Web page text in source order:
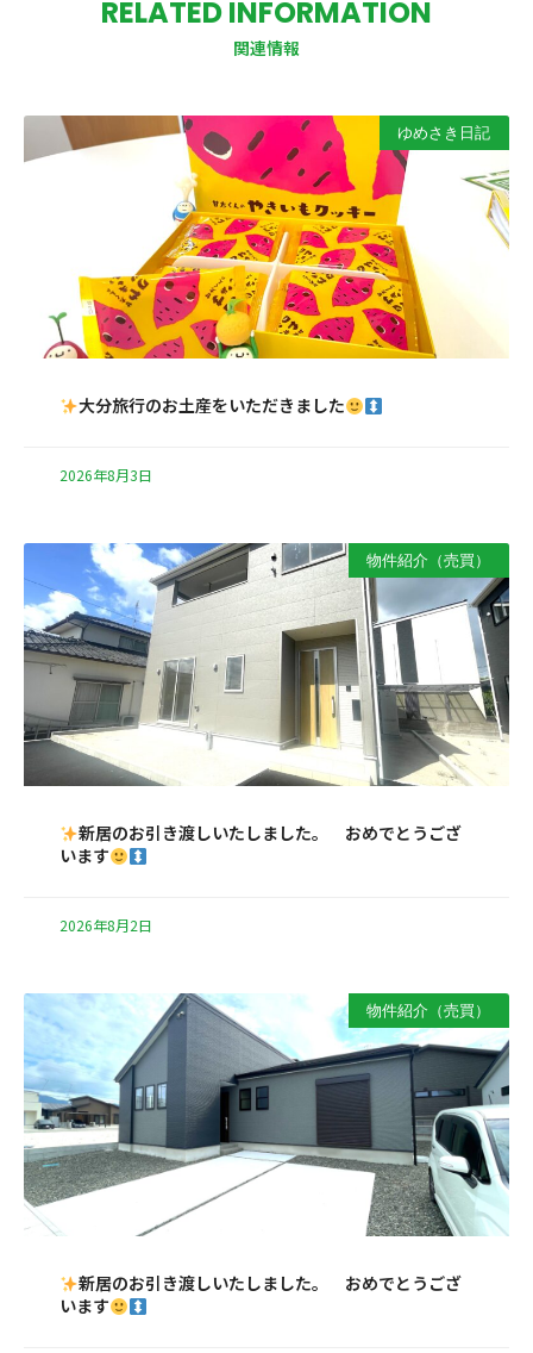
RELATED INFORMATION
関連情報
ゆめさき日記
大分旅行のお土産をいただきました
2026年8月3日
物件紹介（売買）
新居のお引き渡しいたしました。 おめでとうござ
います
2026年8月2日
物件紹介（売買）
新居のお引き渡しいたしました。 おめでとうござ
います